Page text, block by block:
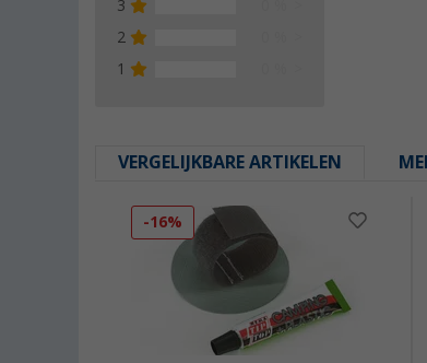
3
2
1
VERGELIJKBARE ARTIKELEN
-16%